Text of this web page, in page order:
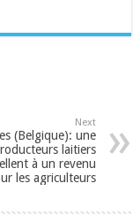
Next
(Belgique): une
laitiers
à un revenu
les agriculteurs